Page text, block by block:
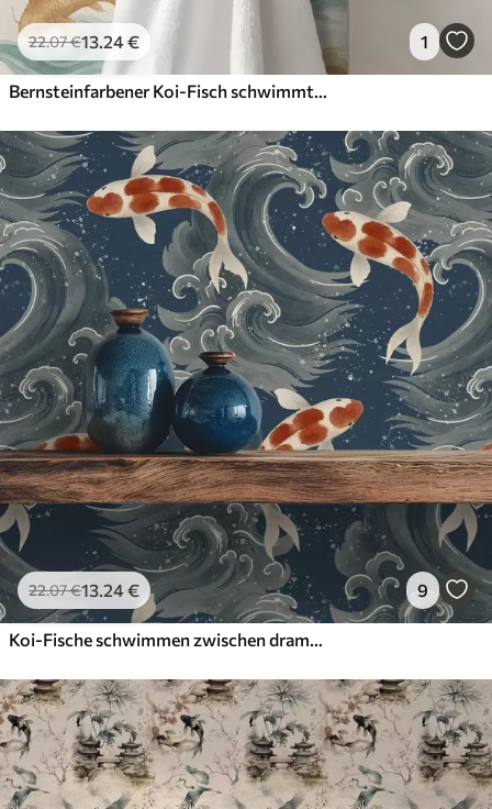
22.07€13.24€ 1
Bernsteinfarbener Koi-Fisch schwimmt in sanften türkisfarbenen Wellen
22.07€13.24€ 9
Koi-Fische schwimmen zwischen dramatischen Meereswellen